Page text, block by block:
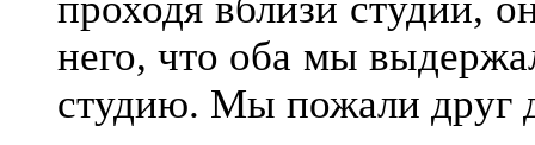
него, что оба мы
студию. Мы пожали друг